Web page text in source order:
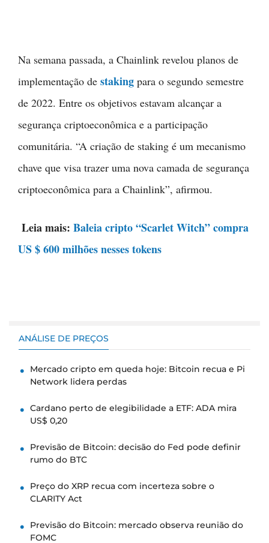
Na semana passada, a Chainlink revelou planos de
implementação de staking para o segundo semestre
de 2022. Entre os objetivos estavam alcançar a
segurança criptoeconômica e a participação
comunitária. “A criação de staking é um mecanismo
chave que visa trazer uma nova camada de segurança
criptoeconômica para a Chainlink”, afirmou.
Leia mais: Baleia cripto “Scarlet Witch” compra
US $ 600 milhões nesses tokens
ANÁLISE DE PREÇOS
Mercado cripto em queda hoje: Bitcoin recua e Pi
Network lidera perdas
Cardano perto de elegibilidade a ETF: ADA mira
US$ 0,20
Previsão de Bitcoin: decisão do Fed pode definir
rumo do BTC
Preço do XRP recua com incerteza sobre o
CLARITY Act
Previsão do Bitcoin: mercado observa reunião do
FOMC